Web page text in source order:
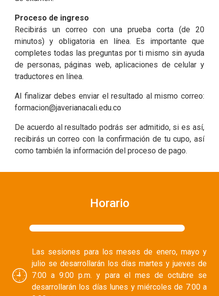
Proceso de ingreso
Recibirás un correo con una prueba corta (de 20
minutos) y obligatoria en línea. Es importante que
completes todas las preguntas por ti mismo sin ayuda
de personas, páginas web, aplicaciones de celular y
traductores en línea.
Al finalizar debes enviar el resultado al mismo correo:
formacion@javerianacali.edu.co
De acuerdo al resultado podrás ser admitido, si es así,
recibirás un correo con la confirmación de tu cupo, así
como también la información del proceso de pago.
Horario
Las sesiones para los meses de enero, mayo y
julio se desarrollarán los días martes y jueves de
7:00 a 9:00 p.m. y para el mes de octubre se
desarrollarán los días lunes y miércoles de 7:00 a